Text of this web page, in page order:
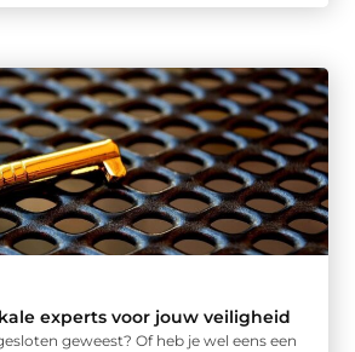
experts voor jouw veiligheid
geweest? Of heb je wel eens een